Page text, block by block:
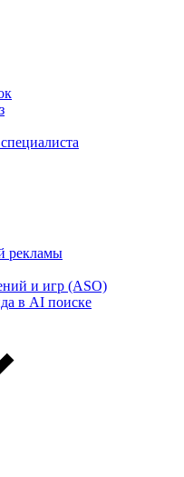
рекламы
и игр (ASO)
в AI поиске